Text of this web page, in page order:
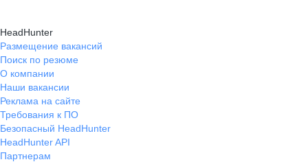
HeadHunter
Размещение вакансий
Поиск по резюме
О компании
Наши вакансии
Реклама на сайте
Требования к ПО
Безопасный HeadHunter
HeadHunter API
Партнерам